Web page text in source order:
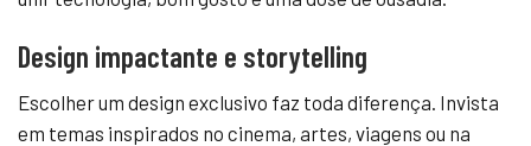
Design impactante e storytelling
Escolher um design exclusivo faz toda diferença. Invista
em temas inspirados no cinema, artes, viagens ou na